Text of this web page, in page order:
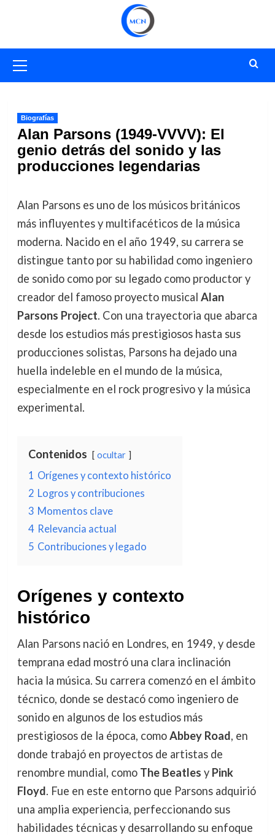
primario
Biografías
Alan Parsons (1949-VVVV): El
genio detrás del sonido y las
producciones legendarias
Alan Parsons es uno de los músicos británicos
más influyentes y multifacéticos de la música
moderna. Nacido en el año 1949, su carrera se
distingue tanto por su habilidad como ingeniero
de sonido como por su legado como productor y
creador del famoso proyecto musical Alan
Parsons Project. Con una trayectoria que abarca
desde los estudios más prestigiosos hasta sus
producciones solistas, Parsons ha dejado una
huella indeleble en el mundo de la música,
especialmente en el rock progresivo y la música
experimental.
Contenidos ocultar
1 Orígenes y contexto histórico
2 Logros y contribuciones
3 Momentos clave
4 Relevancia actual
5 Contribuciones y legado
Orígenes y contexto
histórico
Alan Parsons nació en Londres, en 1949, y desde
temprana edad mostró una clara inclinación
hacia la música. Su carrera comenzó en el ámbito
técnico, donde se destacó como ingeniero de
sonido en algunos de los estudios más
prestigiosos de la época, comoAbbey Road, en
donde trabajó en proyectos de artistas de
renombre mundial, como The Beatles y Pink
Floyd. Fue en este entorno que Parsons adquirió
una amplia experiencia, perfeccionando sus
habilidades técnicas y desarrollando su enfoque